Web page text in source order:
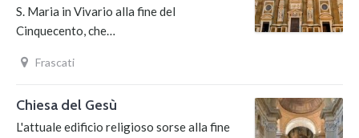
S. Maria in Vivario alla fine del
Cinquecento, che…
Frascati
Chiesa del Gesù
L'attuale edificio religioso sorse alla fine